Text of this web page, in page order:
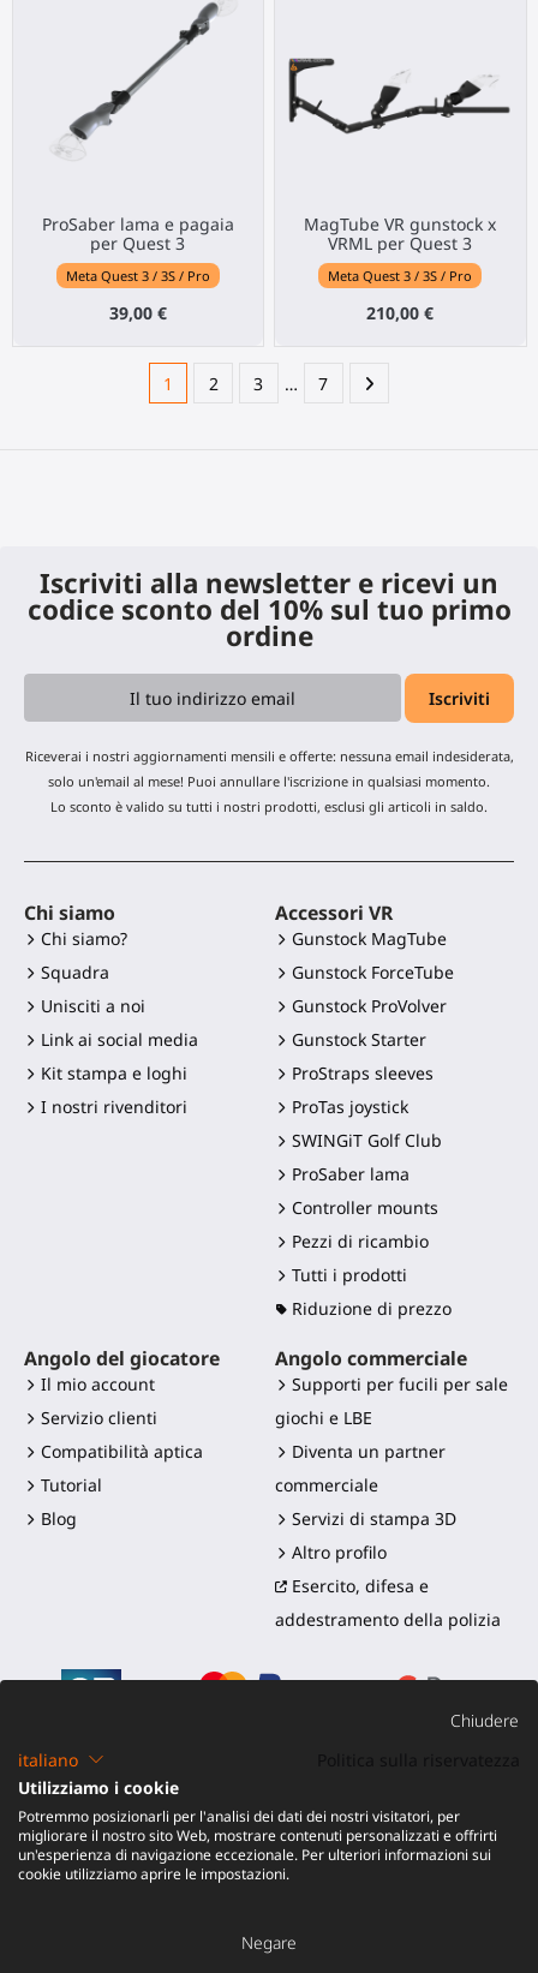
ProSaber lama e pagaia
per Quest 3
Meta Quest 3 / 3S / Pro
39,00 €
MagTube VR gunstock x
VRML per Quest 3
Meta Quest 3 / 3S / Pro
210,00 €
1 2 3 … 7
Iscriviti alla newsletter e ricevi un
codice sconto del 10% sul tuo primo
ordine
Riceverai i nostri aggiornamenti mensili e offerte: nessuna email indesiderata,
solo un'email al mese! Puoi annullare l'iscrizione in qualsiasi momento.
Lo sconto è valido su tutti i nostri prodotti, esclusi gli articoli in saldo.
Chi siamo
Chi siamo?
Squadra
Unisciti a noi
Link ai social media
Kit stampa e loghi
I nostri rivenditori
Accessori VR
Gunstock MagTube
Gunstock ForceTube
Gunstock ProVolver
Gunstock Starter
ProStraps sleeves
ProTas joystick
SWINGiT Golf Club
ProSaber lama
Controller mounts
Pezzi di ricambio
Tutti i prodotti
Riduzione di prezzo
Angolo del giocatore
Il mio account
Servizio clienti
Compatibilità aptica
Tutorial
Blog
Angolo commerciale
Supporti per fucili per sale
giochi e LBE
Diventa un partner
commerciale
Servizi di stampa 3D
Altro profilo
Esercito, difesa e
addestramento della polizia
©2016-2026 - ProTubeVR™
Spedizione e dazi|Garanzia| Reso e Rimborso
Chiudere
italiano
Utilizziamo i cookie
Potremmo posizionarli per l'analisi dei dati dei nostri visitatori, per
migliorare il nostro sito Web, mostrare contenuti personalizzati e offrirti
un'esperienza di navigazione eccezionale. Per ulteriori informazioni sui
cookie utilizziamo aprire le impostazioni.
Negare